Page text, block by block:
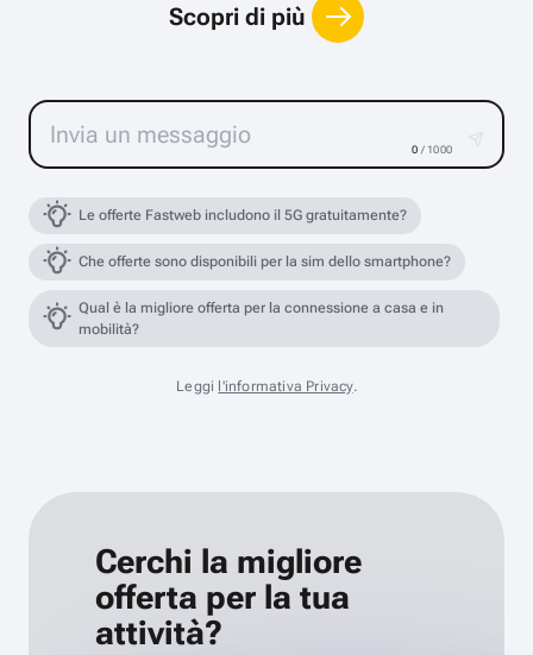
Scopri di più
0 / 1000
Le offerte Fastweb includono il 5G gratuitamente?
Che offerte sono disponibili per la sim dello smartphone?
Qual è la migliore offerta per la connessione a casa e in
mobilità?
Leggi l'informativa Privacy.
Cerchi la migliore
offerta per la tua
attività?